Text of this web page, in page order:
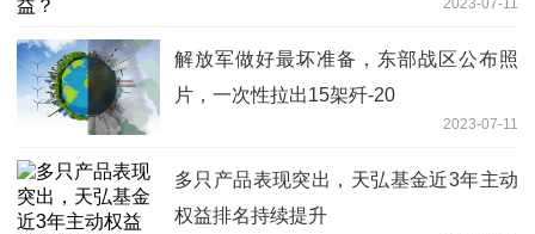
解放军做好最坏准备，东部战区公布照
片，一次性拉出15架歼-20
2023-07-11
多只产品表现突出，天弘基金近3年主动
权益排名持续提升